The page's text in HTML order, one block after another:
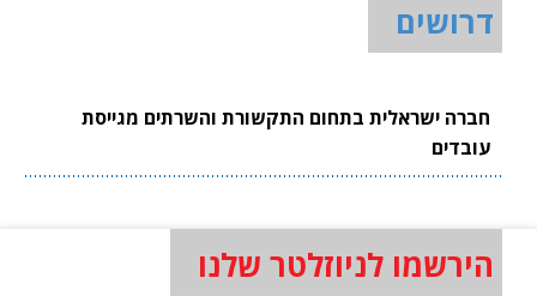
דרושים
חברה ישראלית בתחום התקשורת והשרתים מגייסת
עובדים
הירשמו לניוזלטר שלנו